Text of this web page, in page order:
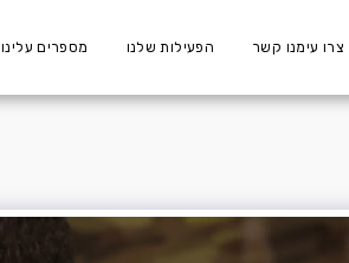
צרו עימנו קשר הפעילות שלנו מספרים עלינו